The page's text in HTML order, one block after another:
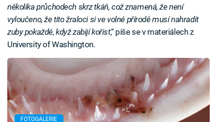
několika průchodech skrz tkáň, což znamená, že není
vyloučeno, že tito žraloci si ve volné přírodě musí nahradit
zuby pokaždé, když zabijí kořist,“ píše se v materiálech z
University of Washington.
FOTOGALERIE